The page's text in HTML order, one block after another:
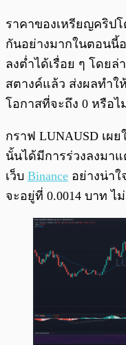
พร้อมเล่น
ราคาของเหรียญคริป
กันอย่างมากในตอนนี้
ลงต่ำได้เรื่อย ๆ โดย
สตางค์แล้ว ส่งผลทำ
โอกาสที่จะถึง 0 หรือไ
กราฟ LUNAUSD เผ
นั้นได้มีการร่วงลงมา
เว็บ Binance อย่างน่า
จะอยู่ที่ 0.0014 บาท